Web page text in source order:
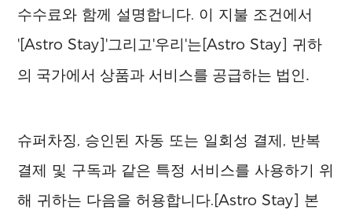
수수료와 함께 설명합니다. 이 지불 조건에서
'[Astro Stay]'그리고'우리'는[Astro Stay] 귀하
의 국가에서 상품과 서비스를 공급하는 법인.
슈퍼차징, 승인된 자동 또는 일회성 결제, 반복
결제 및 구독과 같은 특정 서비스를 사용하기 위
해 귀하는 다음을 허용합니다.[Astro Stay] 본